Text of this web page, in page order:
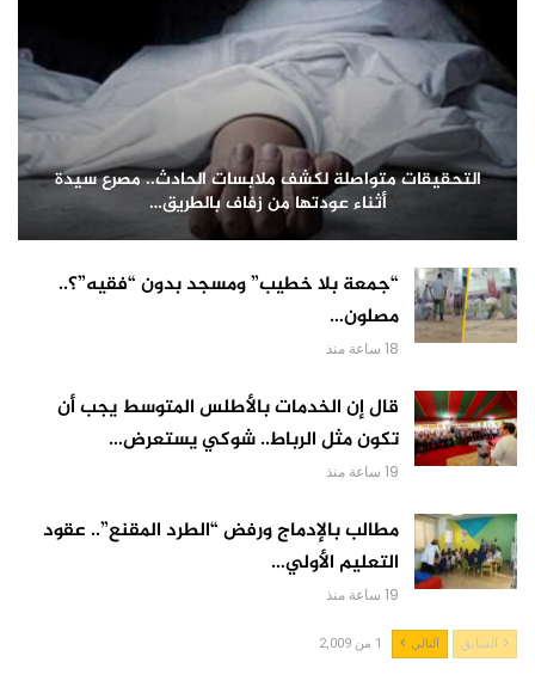
التحقيقات متواصلة لكشف ملابسات الحادث.. مصرع سيدة
أثناء عودتها من زفاف بالطريق…
“جمعة بلا خطيب” ومسجد بدون “فقيه”؟..
مصلون…
18 ساعة منذ
قال إن الخدمات بالأطلس المتوسط يجب أن
تكون مثل الرباط.. شوكي يستعرض…
19 ساعة منذ
مطالب بالإدماج ورفض “الطرد المقنع”.. عقود
التعليم الأولي…
19 ساعة منذ
السابق التالي 1 من 2,009